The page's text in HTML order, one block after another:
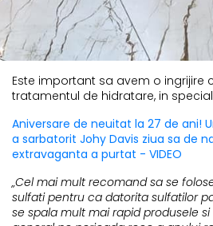
Este important sa avem o ingrijire
tratamentul de hidratare, in
Aniversare de neuitat la 27 de ani!
a sarbatorit Johy Davis ziua sa de
extravaganta a purtat - VIDEO
„Cel mai mult recomand sa se
sulfati pentru ca datorita sulfatilor
se spala mult mai rapid produsele